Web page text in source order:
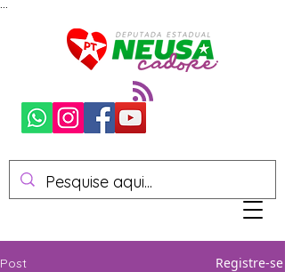
Post Registre-se